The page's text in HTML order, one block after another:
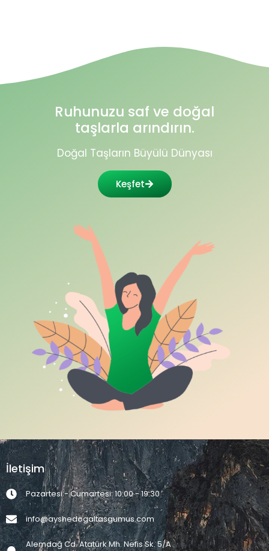
Ruhunuzu saf ve doğal
taşlarla arındırın.
Doğal Taşların Büyülü Dünyası
Keşfet
İletişim
Pazartesi - Cumartesi: 10:00 - 19:30
info@ayshedogaltasgumus.com
Alemdağ Cd. Atatürk Mh. Nefis Sk. 5/A